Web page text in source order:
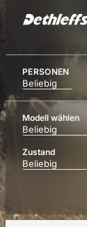
PERSONEN
Modell wählen
Zustand